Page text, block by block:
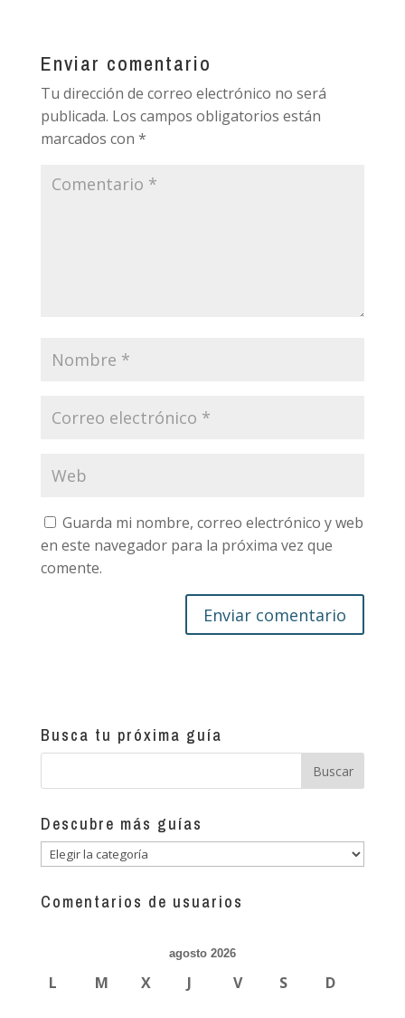
Enviar comentario
Tu dirección de correo electrónico no será
publicada. Los campos obligatorios están
marcados con *
Guarda mi nombre, correo electrónico y web
en este navegador para la próxima vez que
comente.
Busca tu próxima guía
Descubre más guías
Descubre
guías
Comentarios de usuarios
agosto 2026
L M X J V S D